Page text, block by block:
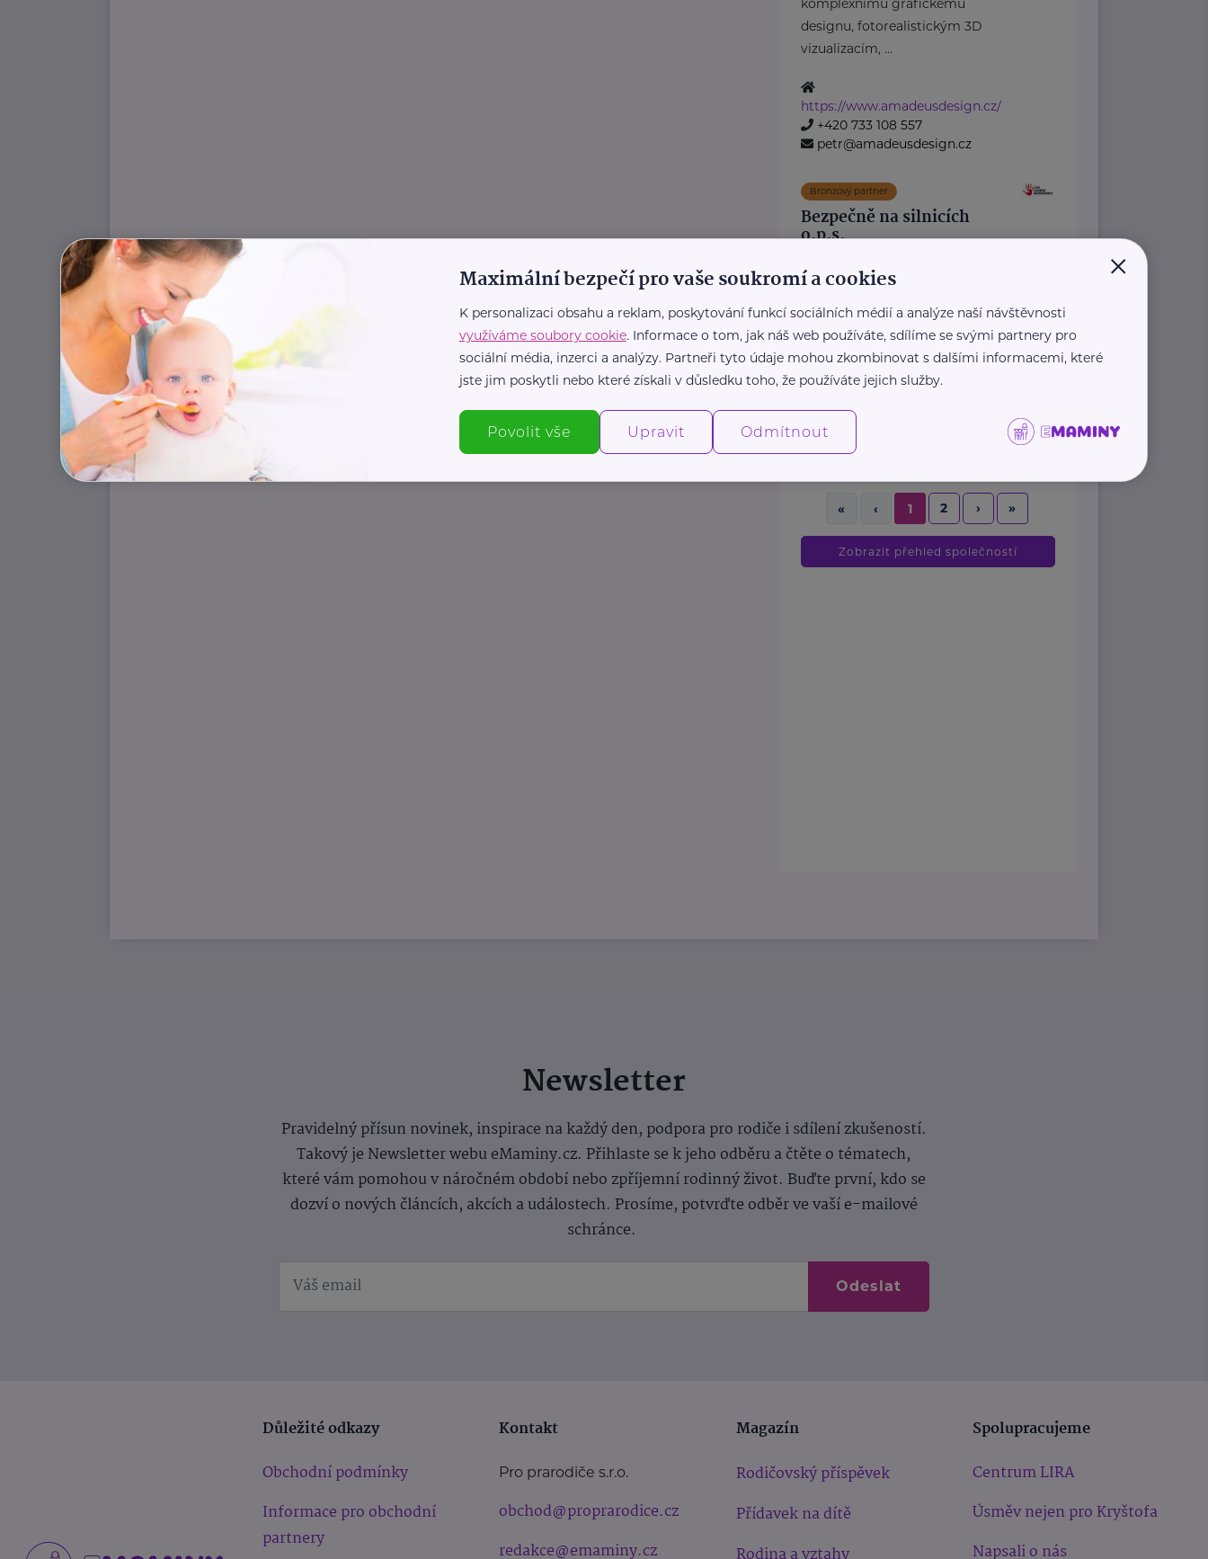
designu, fotorealistickým 3D
vizualizacím, ...
https://www.amadeusdesign.cz/
+420 733 108 557
petr@amadeusdesign.cz
Bronzový partner
Bezpečně na silnicích
o.p.s.
značka, pod kterou vykonává své
aktivity nezisková organizace
Bezpečně na silnicích ...
https://www.tymbezpecnosti.cz/
+420 776 844 388
jan.polak@tymbezpecnosti.cz
« ‹ 1 2 › »
Zobrazit přehled společností
Newsletter
Pravidelný přísun novinek, inspirace na každý den, podpora pro rodiče i sdílení zkušeností.
Takový je Newsletter webu eMaminy.cz. Přihlaste se k jeho odběru a čtěte o tématech,
které vám pomohou v náročném období nebo zpříjemní rodinný život. Buďte první, kdo se
dozví o nových článcích, akcích a událostech. Prosíme, potvrďte odběr ve vaší e-mailové
schránce.
Odeslat
Důležité odkazy
Obchodní podmínky
Informace pro obchodní
partnery
Kontakt
Pro prarodiče s.r.o.
obchod@proprarodice.cz
redakce@emaminy.cz
Magazín
Rodičovský příspěvek
Přídavek na dítě
Spolupracujeme
Centrum LIRA
Úsměv nejen pro Kryštofa
Napsali o nás
×
Maximální bezpečí pro vaše soukromí a cookies
K personalizaci obsahu a reklam, poskytování funkcí sociálních médií a analýze naší návštěvnosti
využíváme soubory cookie. Informace o tom, jak náš web používáte, sdílíme se svými partnery pro
sociální média, inzerci a analýzy. Partneři tyto údaje mohou zkombinovat s dalšími informacemi, které
jste jim poskytli nebo které získali v důsledku toho, že používáte jejich služby.
Povolit vše Upravit Odmítnout